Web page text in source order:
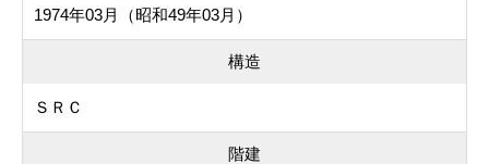
1974年03月（昭和49年03月）
構造
ＳＲＣ
階建